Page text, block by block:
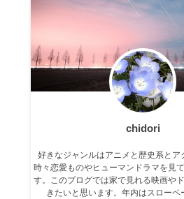
chidori
好きなジャンルはアニメと歴史系とア
時々恋愛ものやヒューマンドラマを見
す。このブログでは家で見れる映画や
きたいと思います。年内はスローペ